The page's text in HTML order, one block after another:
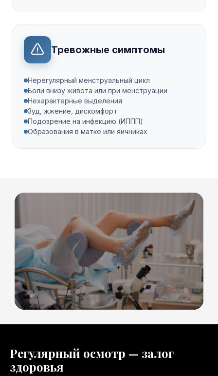
Тревожные симптомы
Нерегулярный менструальный цикл
Боли внизу живота или при менструации
Нехарактерные выделения
Зуд, жжение, дискомфорт
Подозрение на инфекцию (ИППП)
Образования в матке или яичниках
Регулярный осмотр — залог
здоровья